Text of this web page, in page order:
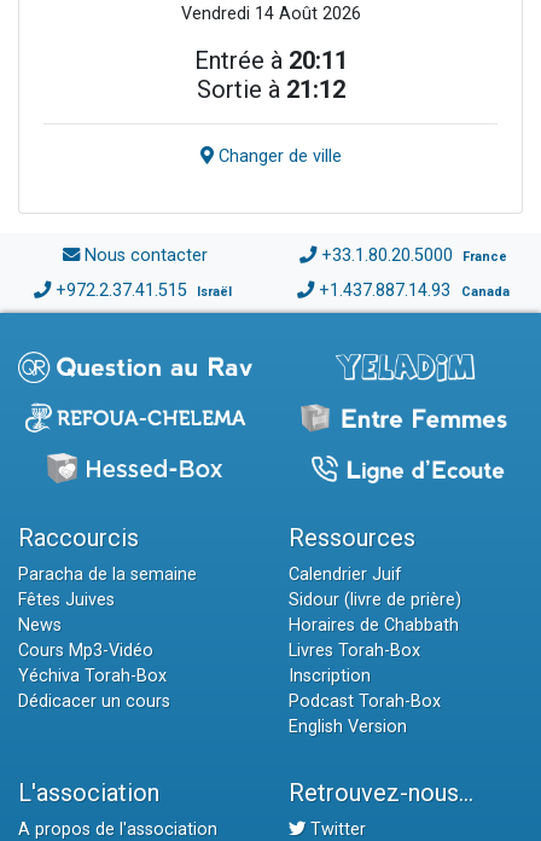
Vendredi 14 Août 2026
Entrée à 20:11
Sortie à 21:12
Changer de ville
Nous contacter +33.1.80.20.5000 France
+972.2.37.41.515 Israël +1.437.887.14.93 Canada
Raccourcis
Paracha de la semaine
Fêtes Juives
News
Cours Mp3-Vidéo
Yéchiva Torah-Box
Dédicacer un cours
Ressources
Calendrier Juif
Sidour (livre de prière)
Horaires de Chabbath
Livres Torah-Box
Inscription
Podcast Torah-Box
English Version
L'association
A propos de l'association
Retrouvez-nous...
Twitter